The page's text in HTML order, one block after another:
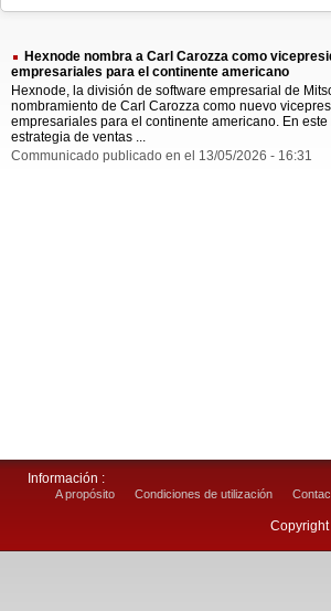
Hexnode nombra a Carl Carozza como
empresariales para el continente americano
Hexnode, la división de software empresarial de
nombramiento de Carl Carozza como nuevo
empresariales para el continente americano. En
estrategia de ventas ...
Communicado publicado en el 13/05/2026 - 16:31
Información :
A propósito Condiciones de utilización